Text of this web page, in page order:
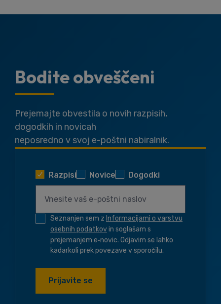
Bodite obveščeni
Prejemajte obvestila o novih razpisih,
dogodkih in novicah
neposredno v svoj e-poštni nabiralnik.
Razpisi Novice Dogodki
Seznanjen sem z Informacijami o varstvu
osebnih podatkovin soglašam s
prejemanjem e‑novic. Odjavim se lahko
kadarkoli prek povezave v sporočilu.
Prijavite se